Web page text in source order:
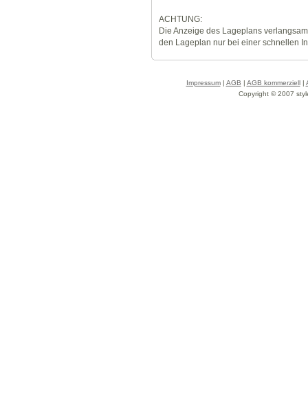
ACHTUNG:
Die Anzeige des Lageplans
den Lageplan nur bei einer schnellen
Impressum| AGB | AGB kommerziell|
Copyright © 2007